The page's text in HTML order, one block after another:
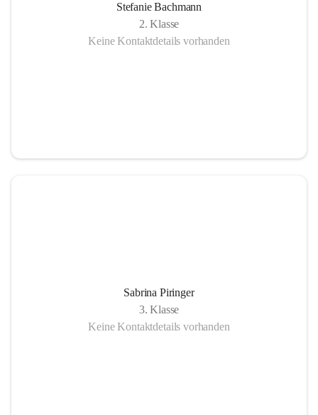
Stefanie Bachmann
2. Klasse
Keine Kontaktdetails vorhanden
Sabrina Piringer
3. Klasse
Keine Kontaktdetails vorhanden